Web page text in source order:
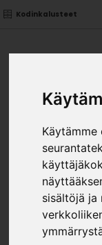
Käytämme
sisältöjä ja
Kodinkalusteet
VAS/
kost.kest.
VÄRI